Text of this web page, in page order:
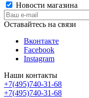
Новости магазина
Оставайтесь на связи
Вконтакте
Facebook
Instagram
Наши контакты
+7(495)740-31-68
+7(495)740-31-68